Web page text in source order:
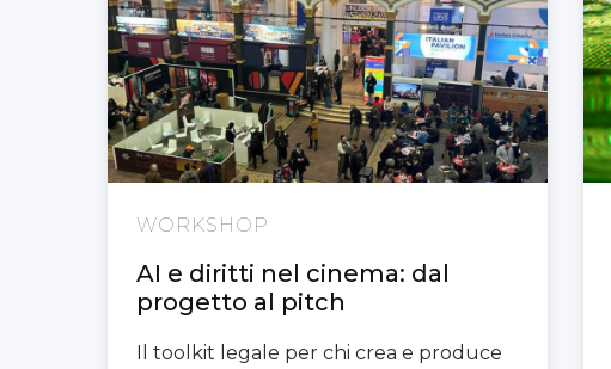
WORKSHOP
AI e diritti nel cinema: dal
progetto al pitch
Il toolkit legale per chi crea e produce